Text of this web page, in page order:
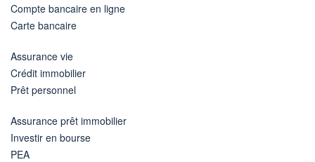
Compte bancaire en ligne
Carte bancaire
Assurance vie
Crédit immobilier
Prêt personnel
Assurance prêt immobilier
Investir en bourse
PEA